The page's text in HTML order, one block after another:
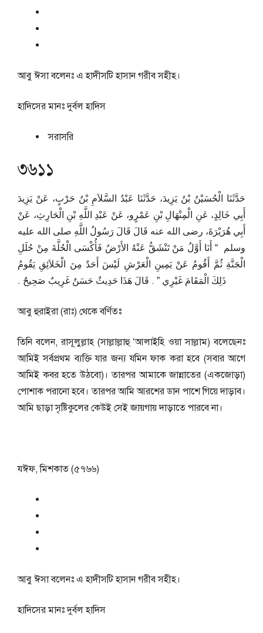
আবু ঈসা বলেনঃ এ হাদীসটি হাসান গরীব সহীহ।
হাদিসের মানঃদুর্বল হাদিস
সরাসরি
৩৬১১
حَدَّثَنَا الْحُسَيْنُ بْنُ يَزِيدَ، حَدَّثَنَا عَبْدُ السَّلاَمِ بْنُ حَرْبٍ، عَنْ يَزِيدَ
أَبِي خَالِدٍ، عَنِ الْمِنْهَالِ بْنِ عَمْرٍو، عَنْ عَبْدِ اللَّهِ بْنِ الْحَارِثِ، عَنْ
أَبِي هُرَيْرَةَ، رضى الله عنه قَالَ قَالَ رَسُولُ اللَّهِ صلى الله عليه
وسلم ‏ “‏ أَنَا أَوَّلُ مَنْ تَنْشَقُّ عَنْهُ الأَرْضُ فَأُكْسَى الْحُلَّةَ مِنْ حُلَلِ
الْجَنَّةِ ثُمَّ أَقُومُ عَنْ يَمِينِ الْعَرْشِ لَيْسَ أَحَدٌ مِنَ الْخَلاَئِقِ يَقُومُ
ذَلِكَ الْمَقَامَ غَيْرِي ‏”‏ ‏.‏ قَالَ هَذَا حَدِيثٌ حَسَنٌ غَرِيبٌ صَحِيحٌ ‏.‏
আবু হুরাইরা (রাঃ) থেকে বর্ণিতঃ
তিনি বলেন, রাসূলুল্লাহ (সাল্লাল্লাহু ‘আলাইহি ওয়া সাল্লাম) বলেছেনঃ
আমিই সর্বপ্রথম ব্যক্তি যার জন্য যমিন ফাক করা হবে (সবার আগে
আমিই কবর হতে উঠবো)। তারপর আমাকে জান্নাতের (একজোড়া)
পোশাক পরানো হবে। তারপর আমি আরশের ডান পাশে গিয়ে দাড়াব।
আমি ছাড়া সৃষ্টিকুলের কেউই সেই জায়গায় দাড়াতে পারবে না।
যঈফ, মিশকাত (৫৭৬৬)
আবু ঈসা বলেনঃ এ হাদীসটি হাসান গরীব সহীহ।
হাদিসের মানঃদুর্বল হাদিস